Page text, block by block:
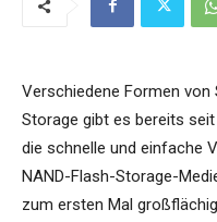
Verschiedene Formen
Storage gibt es bereits
die schnelle und einfache
NAND-Flash-Storage-
zum ersten Mal